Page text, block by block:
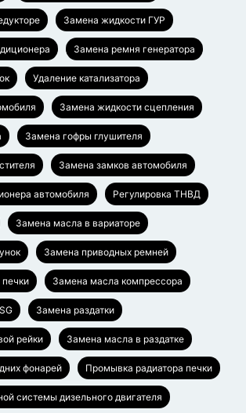
Замена жидкости ГУР
Замена ремня генератора
Удаление катализатора
Замена жидкости сцепления
Замена гофры глушителя
Замена замков автомобиля
автомобиля Регулировка ТНВД
Замена масла в вариаторе
Замена приводных ремней
Замена масла компрессора
Замена раздатки
рейки Замена масла в раздатке
фонарей Промывка радиатора печки
системы дизельного двигателя